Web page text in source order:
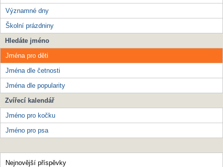
Významné dny
Školní prázdniny
Hledáte jméno
Jména pro děti
Jména dle četnosti
Jména dle popularity
Zvířecí kalendář
Jméno pro kočku
Jméno pro psa
Nejnovější příspěvky